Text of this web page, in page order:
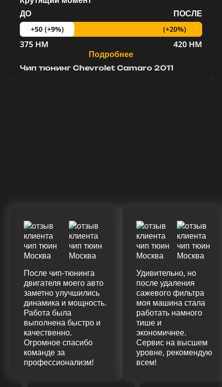
Чип тюнинг Chevrolet Camaro 2011
ДО
ПОСЛЕ
+50 (+9%) (+20%)
375 HM
420 HM
Подробнее
После чип-тюнинга
двигателя моего авто
заметно улучшились
динамика и мощность.
Работа была
выполнена быстро и
качественно.
Огромное спасибо
команде за
профессионализм!
Удивительно, но
после удаления
сажевого фильтра
моя машина стала
работать намного
тише и
экономичнее.
Сервис на высшем
уровне, рекомендую
всем!